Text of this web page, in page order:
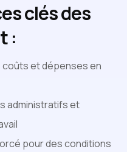
clés des
:
et dépenses en
administratifs et
pour des conditions